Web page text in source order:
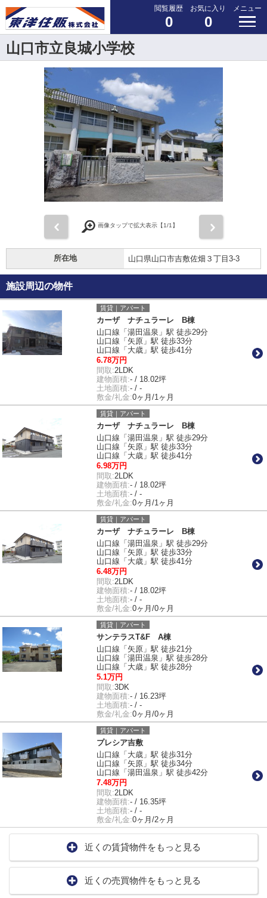
閲覧履歴
0
お気に入り
0
メニュー
山口市立良城小学校
画像タップで拡大表示【1/1】
所在地 山口県山口市吉敷佐畑３丁目3-3
施設周辺の物件
賃貸｜アパート
カーザ ナチュラーレ B棟
山口線「湯田温泉」駅 徒歩29分
山口線「矢原」駅 徒歩33分
山口線「大歳」駅 徒歩41分
6.78万円
間取:2LDK
建物面積:- / 18.02坪
土地面積:- / -
敷金/礼金:0ヶ月/1ヶ月
賃貸｜アパート
カーザ ナチュラーレ B棟
山口線「湯田温泉」駅 徒歩29分
山口線「矢原」駅 徒歩33分
山口線「大歳」駅 徒歩41分
6.98万円
間取:2LDK
建物面積:- / 18.02坪
土地面積:- / -
敷金/礼金:0ヶ月/1ヶ月
賃貸｜アパート
カーザ ナチュラーレ B棟
山口線「湯田温泉」駅 徒歩29分
山口線「矢原」駅 徒歩33分
山口線「大歳」駅 徒歩41分
6.48万円
間取:2LDK
建物面積:- / 18.02坪
土地面積:- / -
敷金/礼金:0ヶ月/0ヶ月
賃貸｜アパート
サンテラスT&F A棟
山口線「矢原」駅 徒歩21分
山口線「湯田温泉」駅 徒歩28分
山口線「大歳」駅 徒歩28分
5.1万円
間取:3DK
建物面積:- / 16.23坪
土地面積:- / -
敷金/礼金:0ヶ月/0ヶ月
賃貸｜アパート
プレシア吉敷
山口線「大歳」駅 徒歩31分
山口線「矢原」駅 徒歩34分
山口線「湯田温泉」駅 徒歩42分
7.48万円
間取:2LDK
建物面積:- / 16.35坪
土地面積:- / -
敷金/礼金:0ヶ月/2ヶ月
近くの賃貸物件をもっと見る
近くの売買物件をもっと見る